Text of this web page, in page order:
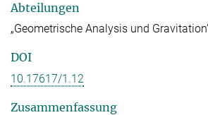
Abteilungen
„Geometrische Analysis und
DOI
10.17617/1.12
Zusammenfassung